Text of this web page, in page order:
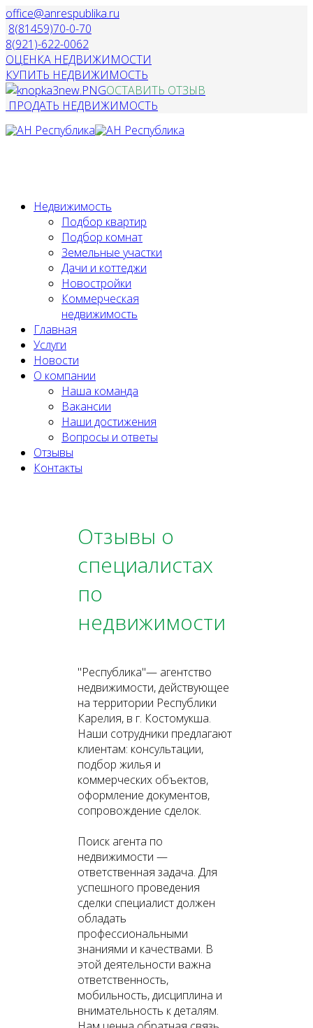
office@anrespublika.ru
8(81459)70-0-70
8(921)-622-0062
ОЦЕНКА НЕДВИЖИМОСТИ
КУПИТЬ НЕДВИЖИМОСТЬ
ОСТАВИТЬ ОТЗЫВ
ПРОДАТЬ НЕДВИЖИМОСТЬ
Недвижимость
Подбор квартир
Подбор комнат
Земельные участки
Дачи и коттеджи
Новостройки
Коммерческая
недвижимость
Главная
Услуги
Новости
О компании
Наша команда
Вакансии
Наши достижения
Вопросы и ответы
Отзывы
Контакты
Отзывы о
специалистах
по
недвижимости
"Республика"— агентство
недвижимости, действующее
на территории Республики
Карелия, в г. Костомукша.
Наши сотрудники предлагают
клиентам: консультации,
подбор жилья и
коммерческих объектов,
оформление документов,
сопровождение сделок.
Поиск агента по
недвижимости —
ответственная задача. Для
успешного проведения
сделки специалист должен
обладать
профессиональными
знаниями и качествами. В
этой деятельности важна
ответственность,
мобильность, дисциплина и
внимательность к деталям.